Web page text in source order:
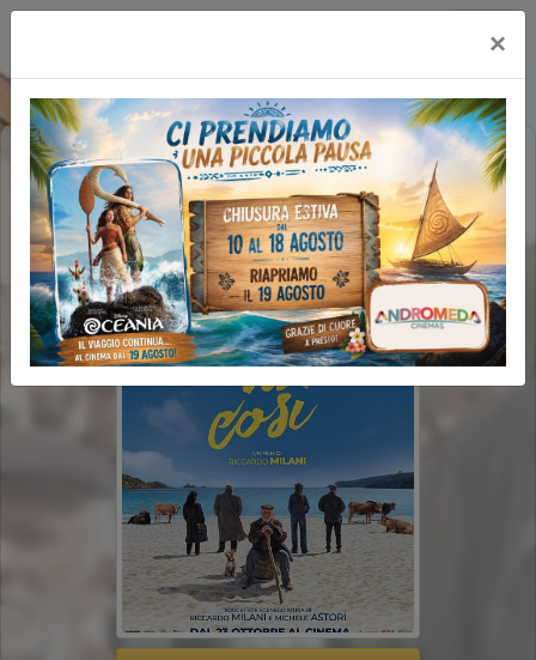
LA VITA VA COSI (2H00')
FAMILY REV
×